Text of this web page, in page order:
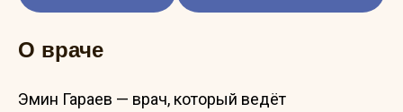
О враче
Эмин Гараев — врач, который ведёт